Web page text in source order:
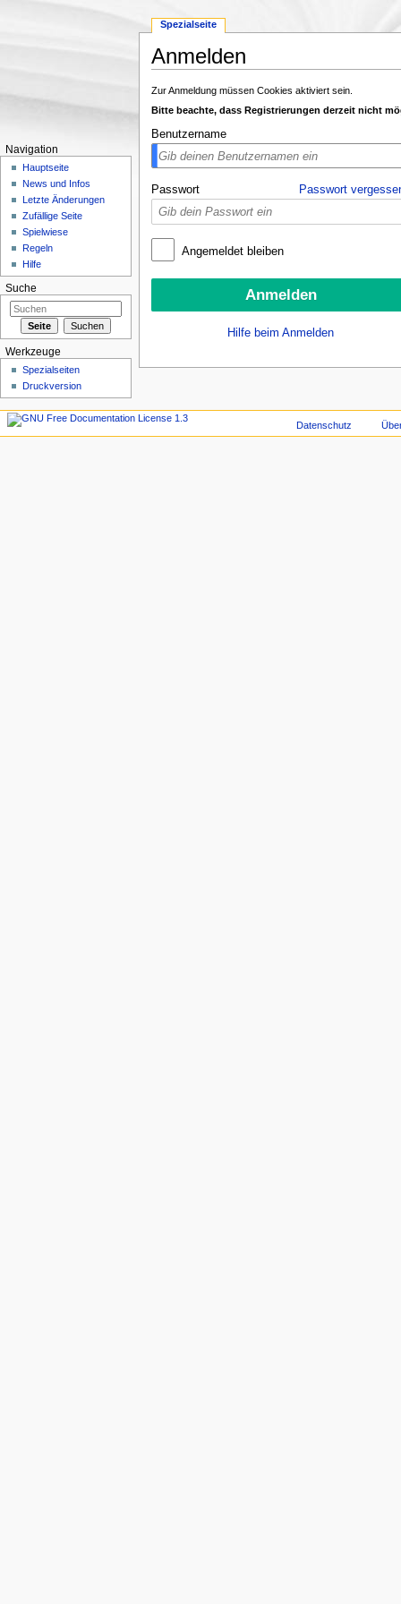
Anmelden
Zur Anmeldung müssen Cookies aktiviert sein.
Bitte beachte, dass Registrierungen derzeit nicht
Benutzername
Passwort Passwort
Angemeldet bleiben
Hilfe beim Anmelden
Spezialseite
Navigation
Hauptseite
News und Infos
Letzte Änderungen
Zufällige Seite
Spielwiese
Regeln
Hilfe
Suche
Werkzeuge
Spezialseiten
Druckversion
Datenschutz